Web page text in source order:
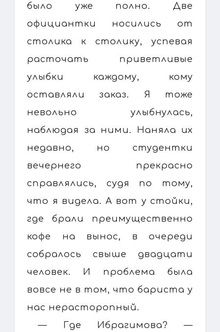
было уже полно. Две
официантки носились от
столика к столику, успевая
расточать приветливые
улыбки каждому, кому
оставляли заказ. Я тоже
невольно улыбнулась,
наблюдая за ними. Наняла их
недавно, но студентки
вечернего прекрасно
справлялись, судя по тому,
что я видела. А вот у стойки,
где брали преимущественно
кофе на вынос, в очереди
собралось свыше двадцати
человек. И проблема была
вовсе не в том, что бариста у
нас нерасторопный.
— Где Ибрагимова? —